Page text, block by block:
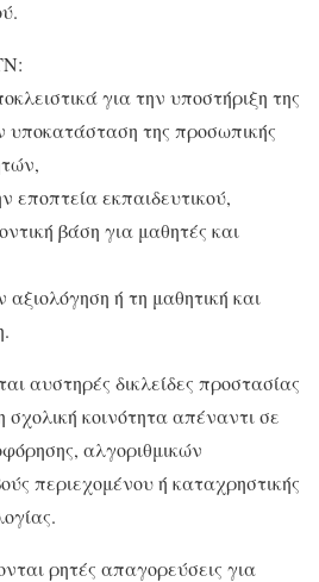
για την υποστήριξη της
υποκατάσταση της προσωπικής
εποπτεία εκπαιδευτικού,
βάση για μαθητές και
αξιολόγηση ή τη μαθητική και
αυστηρές δικλείδες προστασίας
σχολική κοινότητα απέναντι σε
αλγοριθμικών
περιεχομένου ή καταχρηστικής
ρητές απαγορεύσεις για